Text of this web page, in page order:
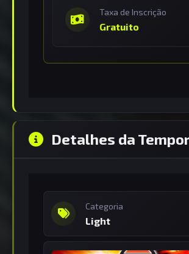
Taxa de Inscrição
Gratuito
Detalhes da
Categoria
Light